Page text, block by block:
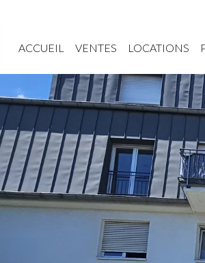
ACCUEIL VENTES LOCATIONS